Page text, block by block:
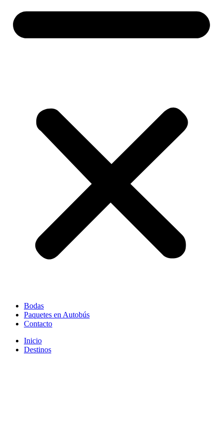
Bodas
Paquetes en Autobús
Contacto
Inicio
Destinos